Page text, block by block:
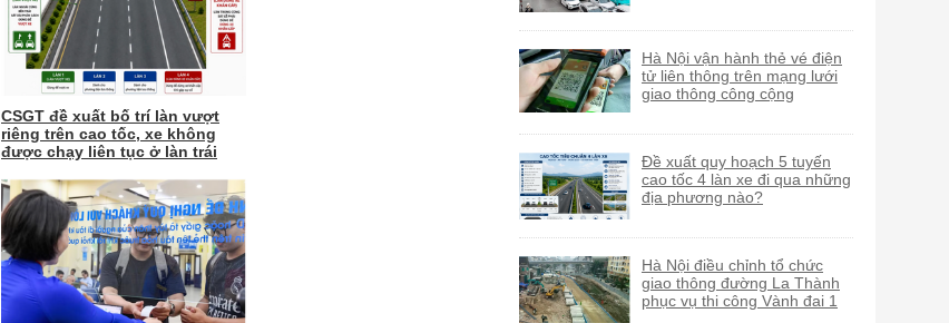
CSGT đề xuất bố trí làn vượt
riêng trên cao tốc, xe không
được chạy liên tục ở làn trái
Hà Nội vận hành thẻ vé điện
tử liên thông trên mạng lưới
giao thông công cộng
Đề xuất quy hoạch 5 tuyến
cao tốc 4 làn xe đi qua những
địa phương nào?
Hà Nội điều chỉnh tổ chức
giao thông đường La Thành
phục vụ thi công Vành đai 1